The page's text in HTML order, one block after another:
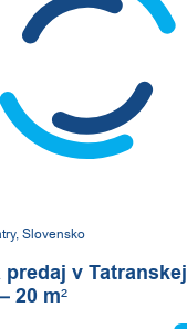
Slovensko
predaj v Tatranskej
20 m²